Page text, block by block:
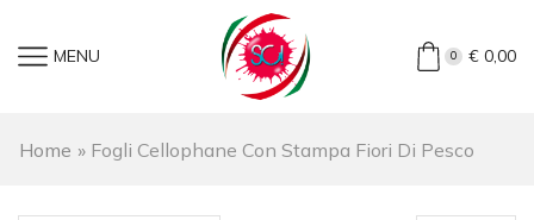
MENU 0 €0,00
Home » Fogli Cellophane Con Stampa Fiori Di Pesco